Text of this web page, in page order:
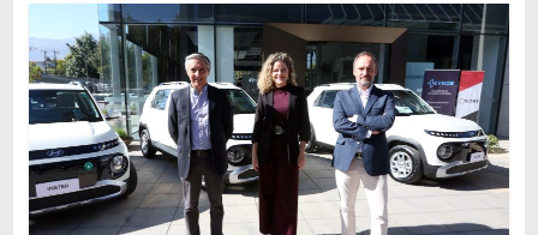
información
del
mundo
del
transporte